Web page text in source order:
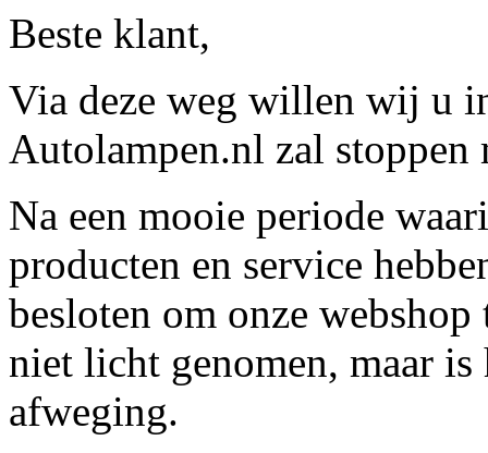
Beste klant,
Via deze weg willen wij u
Autolampen.nl zal stoppen
Na een mooie periode
producten en service
besloten om onze
niet licht genomen, maar
afweging.